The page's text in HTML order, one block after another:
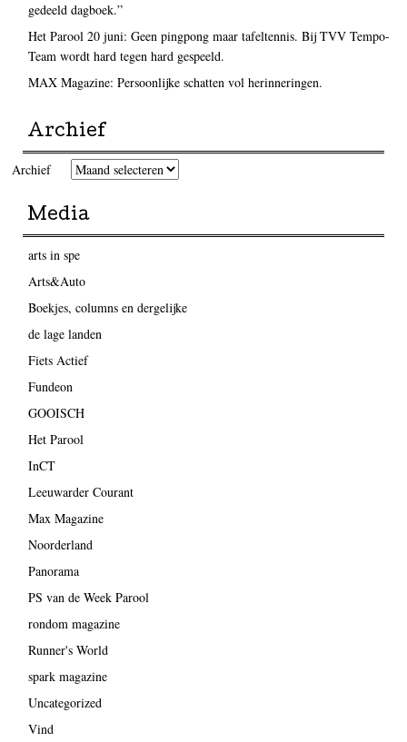
gedeeld dagboek.”
Het Parool 20 juni: Geen pingpong maar tafeltennis. Bij TVV Tempo-
Team wordt hard tegen hard gespeeld.
MAX Magazine: Persoonlijke schatten vol herinneringen.
Archief
Archief
Media
arts in spe
Arts&Auto
Boekjes, columns en dergelijke
de lage landen
Fiets Actief
Fundeon
GOOISCH
Het Parool
InCT
Leeuwarder Courant
Max Magazine
Noorderland
Panorama
PS van de Week Parool
rondom magazine
Runner's World
spark magazine
Uncategorized
Vind